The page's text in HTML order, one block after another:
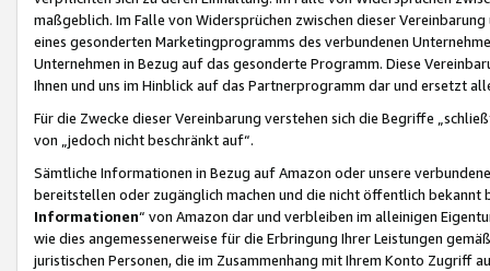
maßgeblich. Im Falle von Widersprüchen zwischen dieser
eines gesonderten Marketingprogramms des verbundenen
Unternehmen in Bezug auf das gesonderte Programm. Diese
Ihnen und uns im Hinblick auf das Partnerprogramm dar und ersetzt
Für die Zwecke dieser Vereinbarung verstehen sich die Begriffe
von „jedoch nicht beschränkt auf“.
Sämtliche Informationen in Bezug auf Amazon oder unsere
bereitstellen oder zugänglich machen und die nicht öffentlich
Informationen“ von Amazon dar und verbleiben im alleinigen
wie dies angemessenerweise für die Erbringung Ihrer Leistungen
juristischen Personen, die im Zusammenhang mit Ihrem Konto